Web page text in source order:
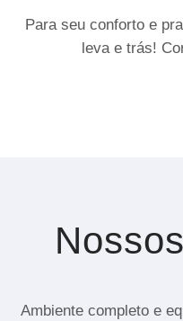
Para seu conforto e
leva e trás!
Ambiente completo e